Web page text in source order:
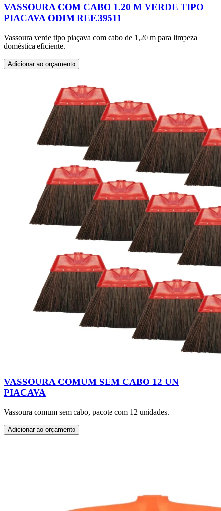
VASSOURA COM CABO 1.20 M VERDE TIPO
PIACAVA ODIM REF.39511
Vassoura verde tipo piaçava com cabo de 1,20 m para limpeza
doméstica eficiente.
Adicionar ao orçamento
VASSOURA COMUM SEM CABO 12 UN
PIACAVA
Vassoura comum sem cabo, pacote com 12 unidades.
Adicionar ao orçamento